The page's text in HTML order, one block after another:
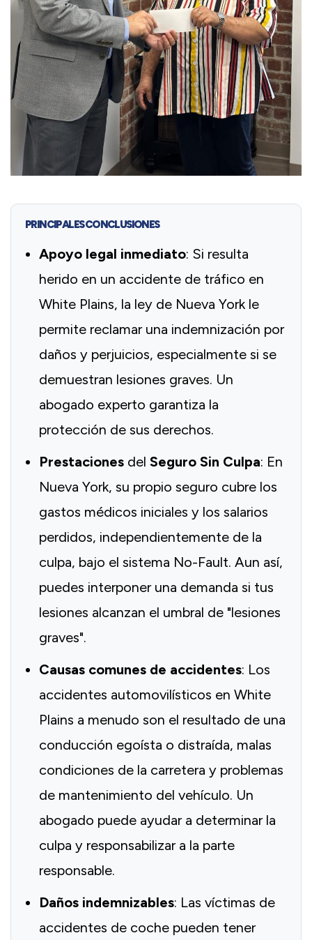
PRINCIPALES CONCLUSIONES
Apoyo legal inmediato: Si resulta
herido en un accidente de tráfico en
White Plains, la ley de Nueva York le
permite reclamar una indemnización por
daños y perjuicios, especialmente si se
demuestran lesiones graves. Un
abogado experto garantiza la
protección de sus derechos.
Prestaciones del Seguro Sin Culpa: En
Nueva York, su propio seguro cubre los
gastos médicos iniciales y los salarios
perdidos, independientemente de la
culpa, bajo el sistema No-Fault. Aun así,
puedes interponer una demanda si tus
lesiones alcanzan el umbral de "lesiones
graves".
Causas comunes de accidentes: Los
accidentes automovilísticos en White
Plains a menudo son el resultado de una
conducción egoísta o distraída, malas
condiciones de la carretera y problemas
de mantenimiento del vehículo. Un
abogado puede ayudar a determinar la
culpa y responsabilizar a la parte
responsable.
Daños indemnizables: Las víctimas de
accidentes de coche pueden tener